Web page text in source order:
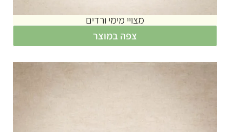
מצויי מימי ורדים
צפה במוצר